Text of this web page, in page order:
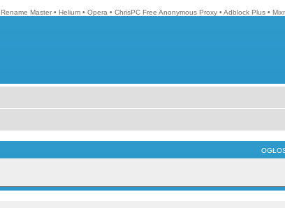
Rename Master • Helium • Opera • ChrisPC Free Anonymous Proxy • Adblock Plus •